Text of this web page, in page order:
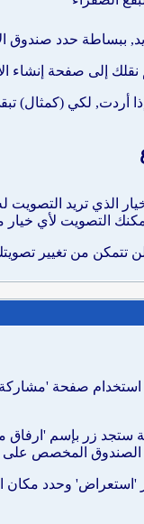
ببساطة حدد صندوق
إلى صفحة إنشاء
إذا أردت, لكي (كمثال)
الذي تريد التصويت
التصويت لأي خيار
من تغيير
صفحة 'مشاركة
زر بإسم 'ارفاق
المخصص على
وحدد مكان